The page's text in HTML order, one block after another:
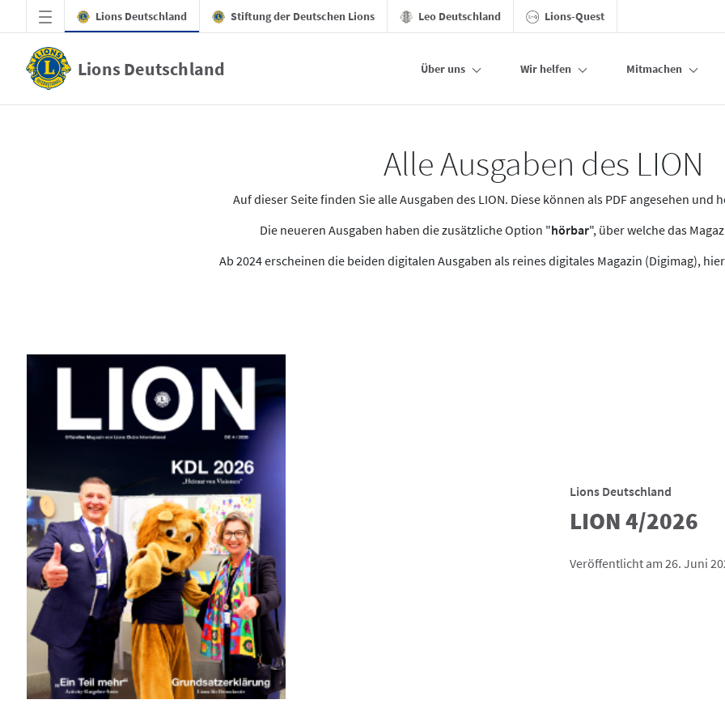
Zum Hauptinhalt springen
Lions Deutschland Stiftung der Deutschen Lions Leo Deutschland Lions-Quest
Lions Deutschland Über uns Wir helfen Mitmachen
Alle Ausgaben des LION
Auf dieser Seite finden Sie alle Ausgaben des LION. Diese können als PDF angesehen und
Die neueren Ausgaben haben die zusätzliche Option "hörbar", über welche das
Ab 2024 erscheinen die beiden digitalen Ausgaben als reines digitales Magazin (Digimag),
Lions Deutschland
LION 4/2026
Veröffentlicht am 26. Juni